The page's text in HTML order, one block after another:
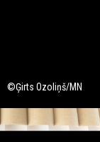
©Ģirts Ozoliņš/MN